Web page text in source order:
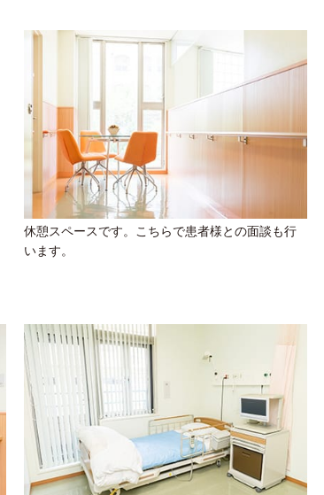
休憩スペースです。こちらで患者様との面談も行
います。